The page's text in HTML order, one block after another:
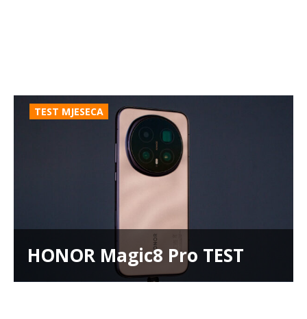
TEST MJESECA
HONOR Magic8 Pro TEST